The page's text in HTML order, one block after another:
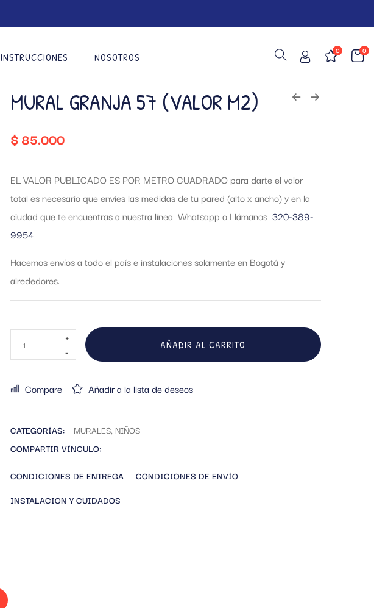
INSTRUCCIONES NOSOTROS
0
0
MURAL GRANJA 57 (VALOR M2)
$85.000
EL VALOR PUBLICADO ES POR METRO CUADRADO para darte el valor
total es necesario que envíes las medidas de tu pared (alto x ancho) y en la
ciudad que te encuentras a nuestra línea Whatsapp o Llámanos 320-389-
9954
Hacemos envíos a todo el país e instalaciones solamente en Bogotá y
alrededores.
AÑADIR AL CARRITO
Compare Añadir a la lista de deseos
CATEGORÍAS: MURALES, NIÑOS
COMPARTIR VÍNCULO:
CONDICIONES DE ENTREGA
CONDICIONES DE ENVÍO
INSTALACION Y CUIDADOS